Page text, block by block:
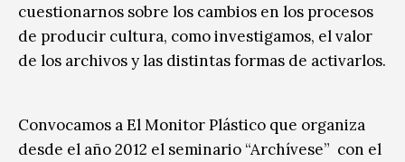
Música
Sin categoría
cuestionarnos sobre los cambios en los procesos
de producir cultura, como investigamos, el valor
de los archivos y las distintas formas de activarlos.
Convocamos a El Monitor Plástico que organiza
desde el año 2012 el seminario “Archívese” con el